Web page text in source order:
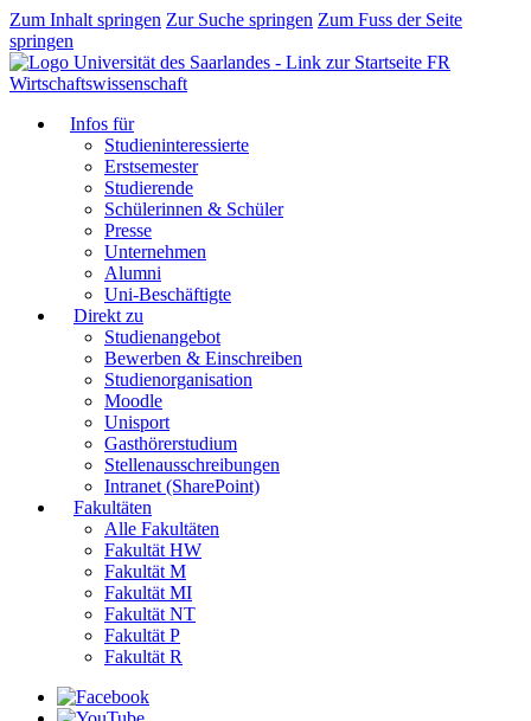
Zum Inhalt springen Zur Suche springen Zum Fuss der Seite
springen
FR
Wirtschaftswissenschaft
Infos für
Studieninteressierte
Erstsemester
Studierende
Schülerinnen & Schüler
Presse
Unternehmen
Alumni
Uni-Beschäftigte
Direkt zu
Studienangebot
Bewerben & Einschreiben
Studienorganisation
Moodle
Unisport
Gasthörerstudium
Stellenausschreibungen
Intranet (SharePoint)
Fakultäten
Alle Fakultäten
Fakultät HW
Fakultät M
Fakultät MI
Fakultät NT
Fakultät P
Fakultät R